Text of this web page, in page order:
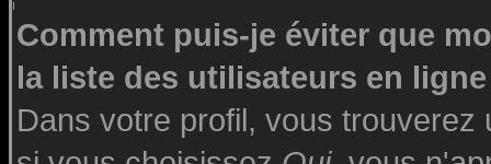
Comment puis-je éviter que
la liste des utilisateurs en
Dans votre profil, vous trouverez